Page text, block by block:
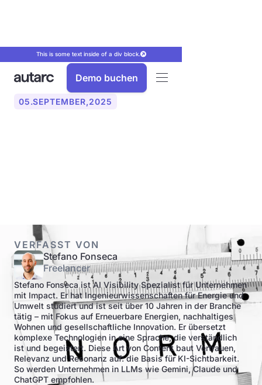
This is some text inside of a div block.
Demo buchen
05.SEPTEMBER,2025
VERFASST VON
Stefano Fonseca
Freelancer
Stefano Fonseca ist AI Visibility Spezialist für Unternehmen
mit Impact. Er hat Ingenieurwissenschaften für Energie und
Umwelt studiert und ist seit über 10 Jahren in der Branche
tätig – mit Fokus auf Erneuerbare Energien, nachhaltiges
Wohnen und gesellschaftliche Innovation. Er übersetzt
komplexe Technologien in eine Sprache, die verständlich
ist und begeistert. Diese Art von Content baut Vertrauen,
Relevanz und Resonanz auf: die Basis für KI-Sichtbarkeit.
So werden Unternehmen in LLMs wie Gemini, Claude und
ChatGPT empfohlen.